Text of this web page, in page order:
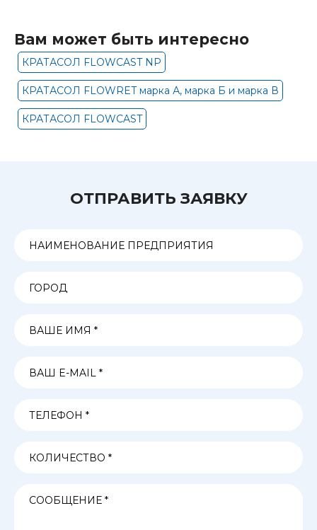
Вам может быть интересно
КРАТАСОЛ FLOWCAST NP
КРАТАСОЛ FLOWRET марка А, марка Б и марка В
КРАТАСОЛ FLOWCAST
ОТПРАВИТЬ ЗАЯВКУ